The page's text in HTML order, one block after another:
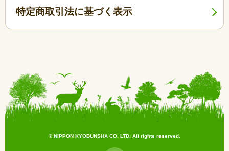
特定商取引法に基づく表示
© NIPPON KYOBUNSHA CO. LTD. All rights reserved.